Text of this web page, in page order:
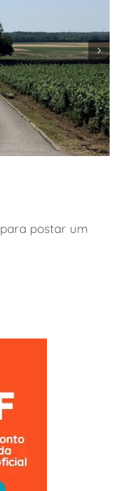
para postar um